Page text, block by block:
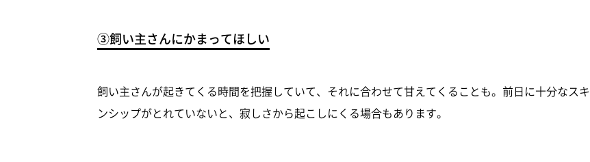
③飼い主さんにかまってほしい
飼い主さんが起きてくる時間を把握していて、それに合わせて甘えてくることも。前日に十分なスキ
ンシップがとれていないと、寂しさから起こしにくる場合もあります。